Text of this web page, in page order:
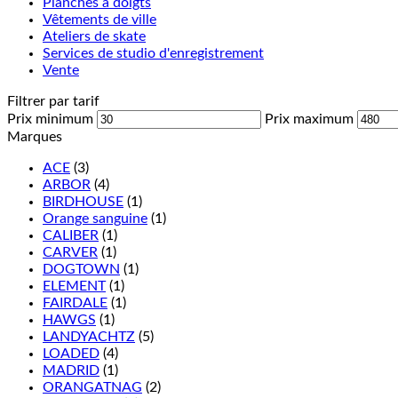
Vêtements de ville
Ateliers de skate
Services de studio d'enregistrement
Vente
Filtrer par tarif
Prix minimum
Prix maximum
Marques
ACE (3)
ARBOR (4)
BIRDHOUSE (1)
Orange sanguine (1)
CALIBER (1)
CARVER (1)
DOGTOWN (1)
ELEMENT (1)
FAIRDALE (1)
HAWGS (1)
LANDYACHTZ (5)
LOADED (4)
MADRID (1)
ORANGATNAG (2)